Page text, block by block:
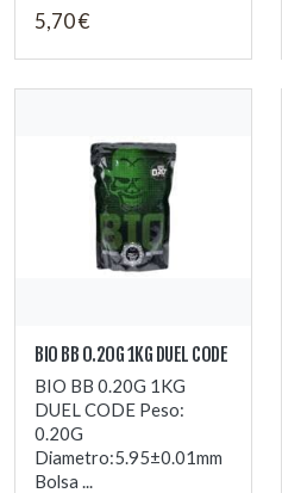
5,70 €
BIO BB 0.20G 1KG DUEL CODE
BIO BB 0.20G 1KG
DUEL CODE Peso:
0.20G
Diametro:5.95±0.01mm
Bolsa ...